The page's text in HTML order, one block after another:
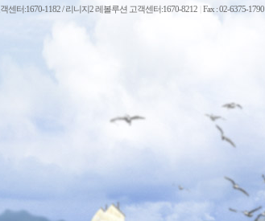
센터:1670-1182 / 리니지2 레볼루션 고객센터:1670-8212 Fax : 02-6375-1790